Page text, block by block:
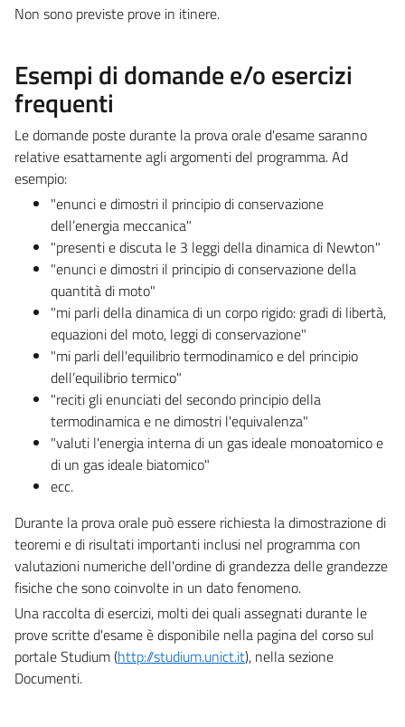
Non sono previste prove in itinere.
Esempi di domande e/o esercizi
frequenti
Le domande poste durante la prova orale d'esame saranno
relative esattamente agli argomenti del programma. Ad
esempio:
"enunci e dimostri il principio di conservazione
dell’energia meccanica"
"presenti e discuta le 3 leggi della dinamica di Newton"
"enunci e dimostri il principio di conservazione della
quantità di moto"
"mi parli della dinamica di un corpo rigido: gradi di libertà,
equazioni del moto, leggi di conservazione"
"mi parli dell'equilibrio termodinamico e del principio
dell’equilibrio termico"
"reciti gli enunciati del secondo principio della
termodinamica e ne dimostri l'equivalenza"
"valuti l'energia interna di un gas ideale monoatomico e
di un gas ideale biatomico"
ecc.
Durante la prova orale può essere richiesta la dimostrazione di
teoremi e di risultati importanti inclusi nel programma con
valutazioni numeriche dell'ordine di grandezza delle grandezze
fisiche che sono coinvolte in un dato fenomeno.
Una raccolta di esercizi, molti dei quali assegnati durante le
prove scritte d'esame è disponibile nella pagina del corso sul
portale Studium (http://studium.unict.it), nella sezione
Documenti.